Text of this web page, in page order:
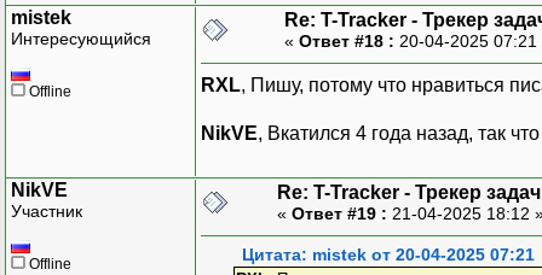
mistek
Интересующийся
Offline
Re: T-Tracker - Трекер
« Ответ #18 : 20-04-2025
RXL, Пишу, потому что нравиться
NikVE, Вкатился 4 года назад, так
NikVE
Участник
Offline
Re: T-Tracker - Трекер задач
« Ответ #19 : 21-04-2025 18:12
Цитата: mistek от 20-04-2025 07:21